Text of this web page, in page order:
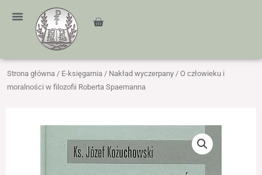
treści
Cart
Strona główna / E-księgarnia / Nakład wyczerpany / O człowieku i
moralności w filozofii Roberta Spaemanna